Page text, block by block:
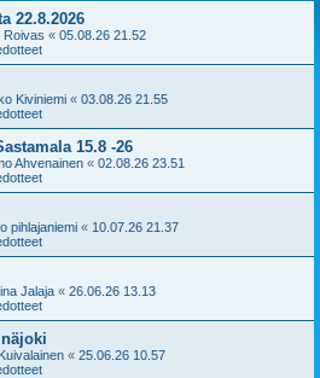
22.8.2026
Roivas « 05.08.26 21.52
Kiviniemi « 03.08.26 21.55
15.8 -26
Ahvenainen « 02.08.26 23.51
pihlajaniemi « 10.07.26 21.37
Jalaja « 26.06.26 13.13
« 25.06.26 10.57